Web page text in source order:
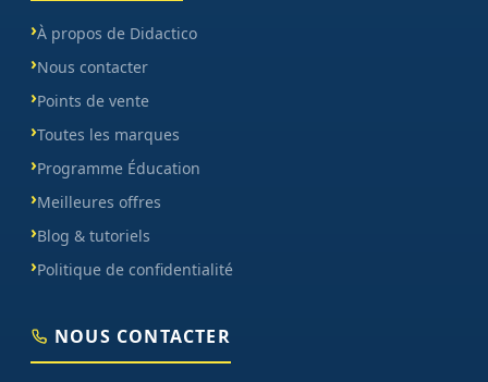
À propos de Didactico
Nous contacter
Points de vente
Toutes les marques
Programme Éducation
Meilleures offres
Blog & tutoriels
Politique de confidentialité
NOUS CONTACTER